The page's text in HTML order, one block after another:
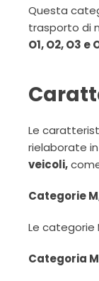
Questa
trasporto di
O1, O2, O3 e
Le
rielaborate
veicoli,
Categorie
Le categorie
Categoria M